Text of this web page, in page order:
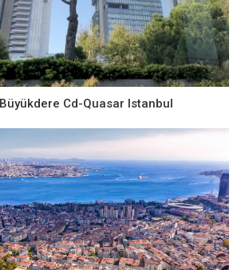
Cd-Quasar Istanbul